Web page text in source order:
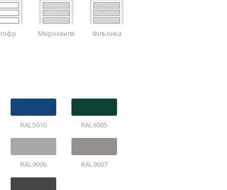
Мікрохвиля Фільонка
RAL 5010 RAL 6005
RAL 9006 RAL 9007